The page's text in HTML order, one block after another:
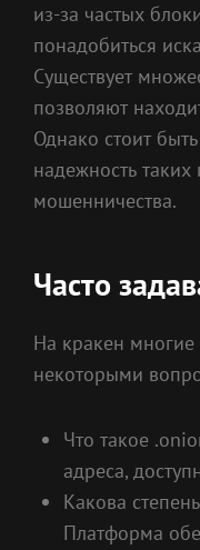
из-за частых
понадобиться
Существует
позволяют
Однако стоит
надежность
мошенничества.
Часто
На кракен многие
некоторыми
Что такое
адреса,
Какова
Платформа